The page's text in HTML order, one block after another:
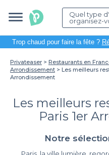
Quel type
organisez-
Trop chaud pour faire la fête ?
Privateaser Restaurants en
Arrondissement
Les meilleurs
Arrondissement
Les meilleurs
Paris 1er
Notre